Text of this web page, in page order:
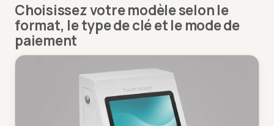
Choisissez votre modèle selon le
format, le type de clé et le mode de
paiement